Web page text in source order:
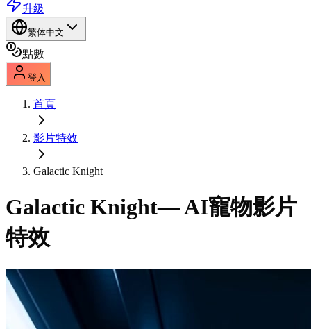
升級
繁体中文
點數
登入
首頁
影片特效
Galactic Knight
Galactic Knight— AI寵物影片
特效